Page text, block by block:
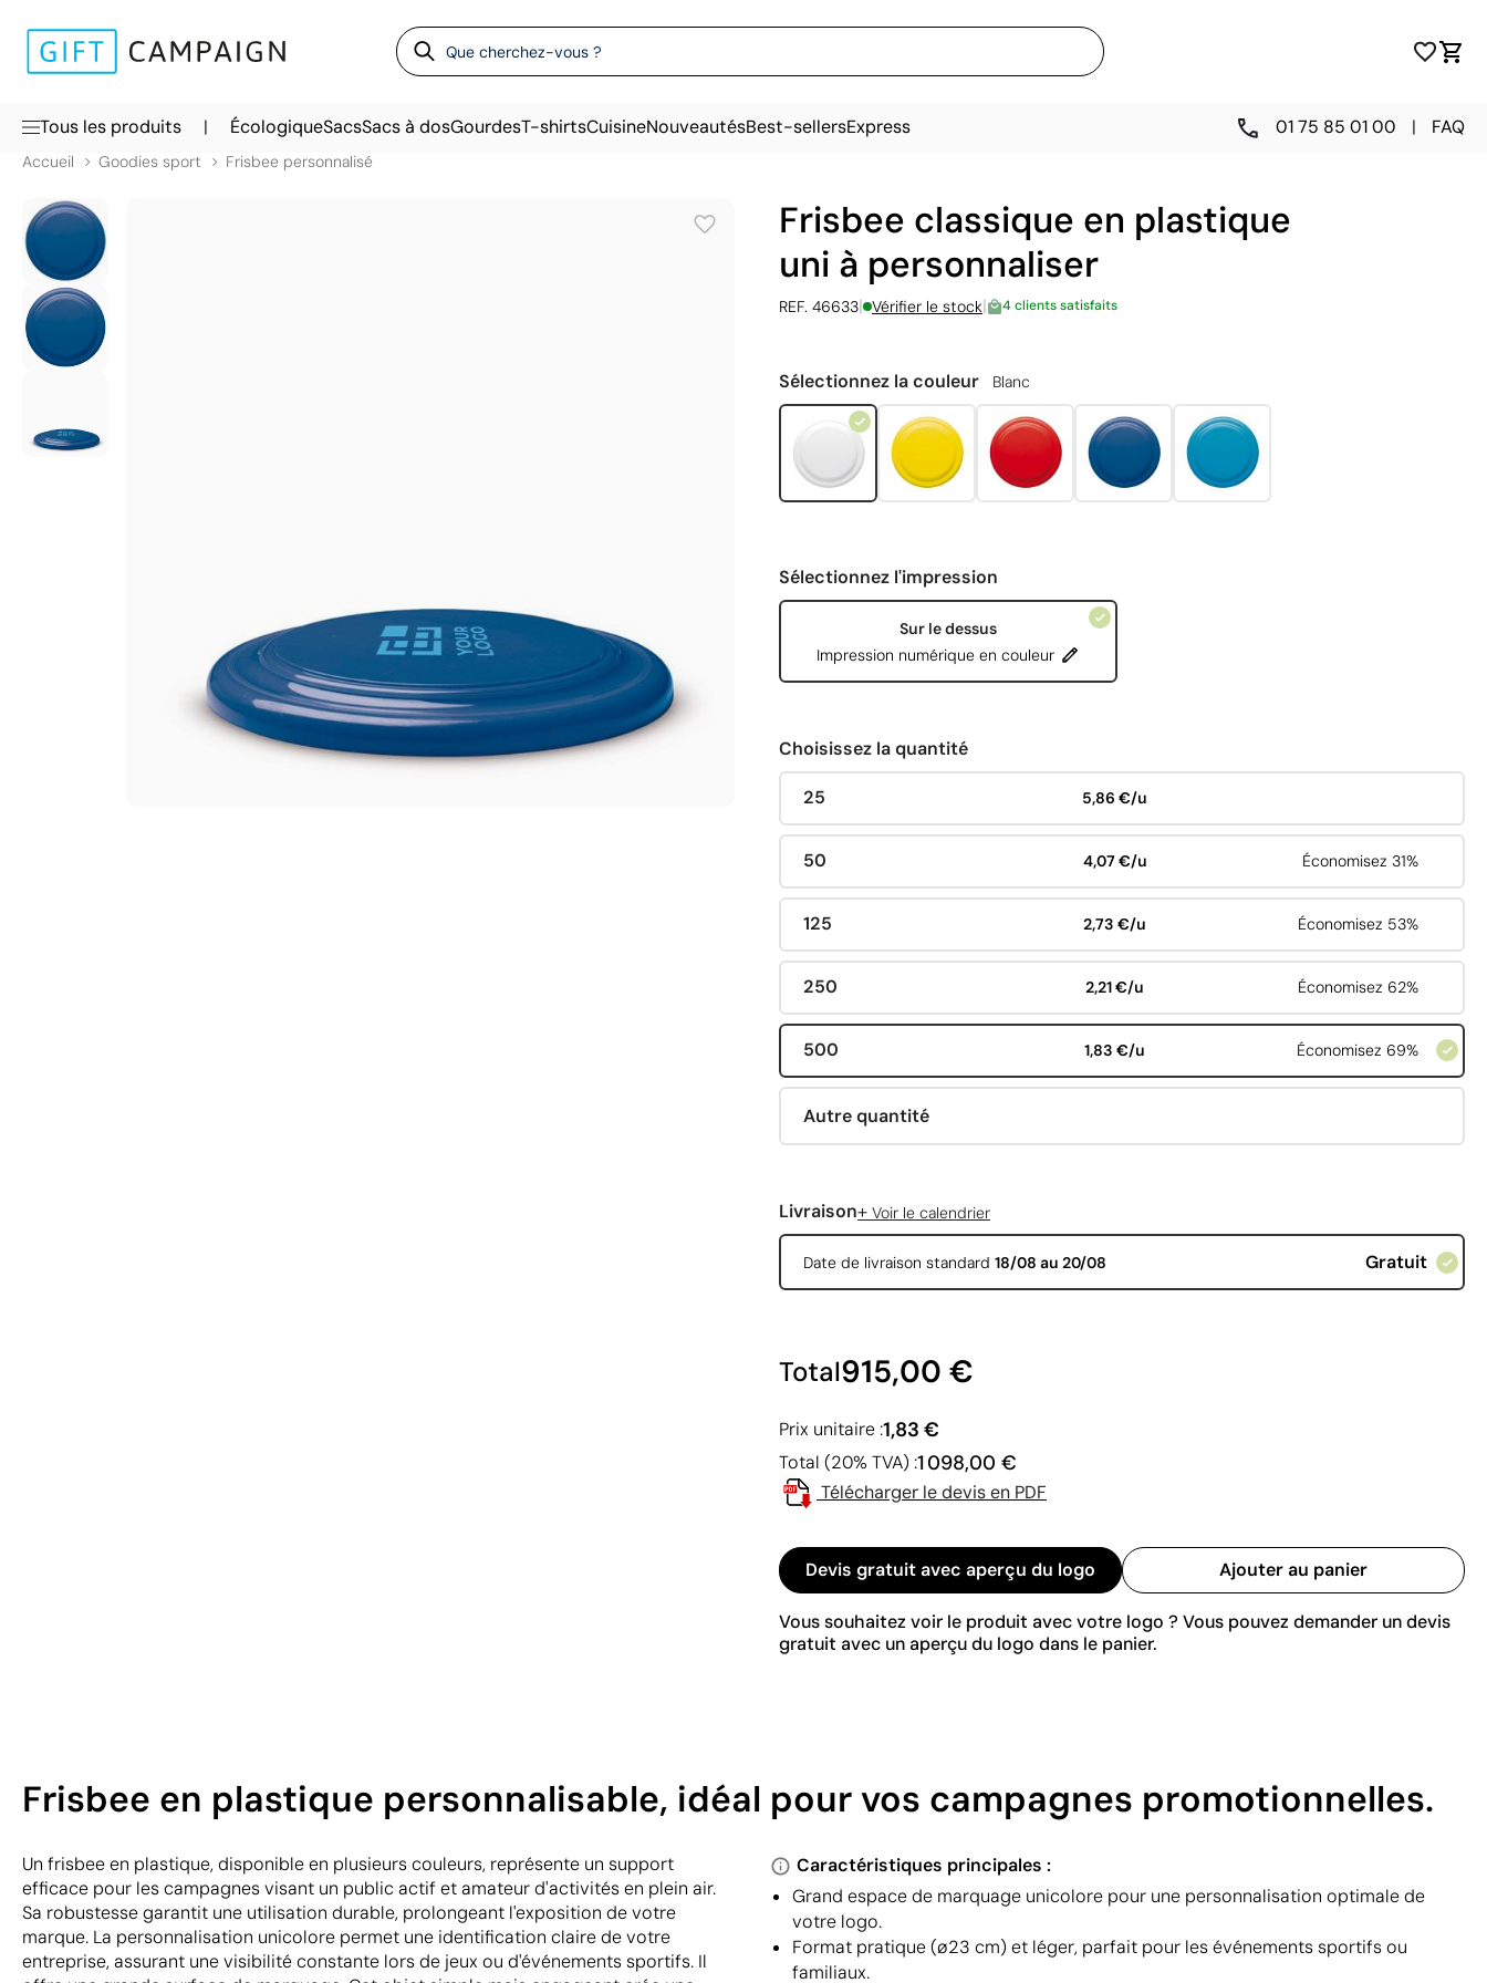
Tous les produits | ÉcologiqueSacsSacs à dosGourdesT-shirtsCuisineNouveautésBest-sellersExpress 01 75 85 01 00 | FAQ
Accueil Goodies sport Frisbee personnalisé
Frisbee classique en plastique
uni à personnaliser
REF. 46633| Vérifier le stock| 4 clients satisfaits
Sélectionnez la couleur Blanc
Sélectionnez l'impression
Sur le dessus
Impression numérique en couleur
Choisissez la quantité
25 5,86 €/u
50 4,07 €/u Économisez 31%
125 2,73 €/u Économisez 53%
250 2,21 €/u Économisez 62%
500 1,83 €/u Économisez 69%
Autre quantité
Livraison+ Voir le calendrier
Date de livraison standard 18/08 au 20/08 Gratuit
Total915,00 €
Prix unitaire :1,83 €
Total (20% TVA) :1 098,00 €
Télécharger le devis en PDF
Devis gratuit avec aperçu du logo Ajouter au panier
Vous souhaitez voir le produit avec votre logo ? Vous pouvez demander un devis
gratuit avec un aperçu du logo dans le panier.
Frisbee en plastique personnalisable, idéal pour vos campagnes promotionnelles.
Un frisbee en plastique, disponible en plusieurs couleurs, représente un support
efficace pour les campagnes visant un public actif et amateur d'activités en plein air.
Sa robustesse garantit une utilisation durable, prolongeant l'exposition de votre
marque. La personnalisation unicolore permet une identification claire de votre
entreprise, assurant une visibilité constante lors de jeux ou d'événements sportifs. Il
Caractéristiques principales :
Grand espace de marquage unicolore pour une personnalisation optimale de
votre logo.
Format pratique (ø23 cm) et léger, parfait pour les événements sportifs ou
familiaux.